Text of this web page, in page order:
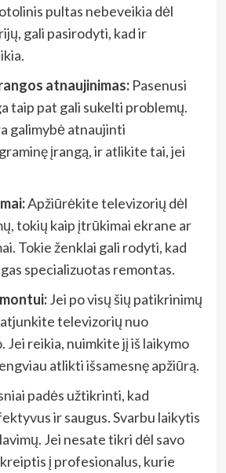
pultas nebeveikia dėl
gali pasirodyti, kad ir
atnaujinimas:Pasenusi
taip pat gali sukelti problemų.
galimybė atnaujinti
įrangą, ir atlikite tai, jei
Apžiūrėkite televizorių dėl
tokių kaip įtrūkimai ekrane ar
Tokie ženklai gali rodyti, kad
specializuotas remontas.
Jei po visų šių patikrinimų
televizorių nuo
Jei reikia, nuimkite jį iš laikymo
atlikti išsamesnę apžiūrą.
padės užtikrinti, kad
ir saugus. Svarbu laikytis
Jei nesate tikri dėl savo
į profesionalus, kurie